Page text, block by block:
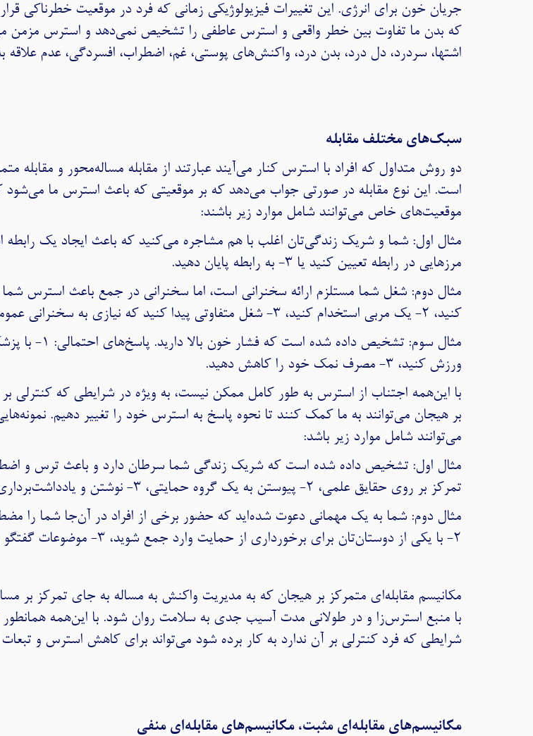
جریان خون برای انرژی. این تغییرات فیزیولوژیکی زمانی که فرد در موقعیت خطرناکی
که بدن ما تفاوت بین خطر واقعی و استرس عاطفی را تشخیص نمی‌دهد و استرس مزمن
اشتها، سردرد، دل درد، بدن درد، واکنش‌های پوستی، غم، اضطراب، افسردگی، عدم علاقه
سبک‌های مختلف مقابله
دو روش متداول که افراد با استرس کنار می‌آیند عبارتند از مقابله مساله‌محور و
است. این نوع مقابله در صورتی جواب می‌دهد که بر موقعیتی که باعث استرس ما می‌شود
موقعیت‌های خاص می‌توانند شامل موارد زیر باشند:
مرزهایی در رابطه تعیین کنید یا ۳- به رابطه پایان دهید.
کنید، ۲- یک مربی استخدام کنید، ۳- شغل متفاوتی پیدا کنید که نیازی به سخنرانی عمومی نداشته باشد.
ورزش کنید، ۳- مصرف نمک خود را کاهش دهید.
با این‌همه اجتناب از استرس به طور کامل ممکن نیست، به ویژه در شرایطی که کنترلی بر
بر هیجان می‌توانند به ما کمک کنند تا نحوه پاسخ به استرس خود را تغییر دهیم.
می‌توانند شامل موارد زیر باشد:
تمرکز بر روی حقایق علمی، ۲- پیوستن به یک گروه حمایتی، ۳- نوشتن و یادداشت‌برداری روزانه از احساسات خود.
۲- با یکی از دوستان‌تان برای برخورداری از حمایت وارد جمع شوید، ۳- موضوعات گفتگو را برنامه‌ریزی کنید.
مکانیسم مقابله‌ای متمرکز بر هیجان که به مدیریت واکنش به مساله به جای تمرکز بر
با منبع استرس‌زا و در طولانی مدت آسیب جدی به سلامت روان شود. با این‌همه همانطور
شرایطی که فرد کنترلی بر آن ندارد به کار برده شود می‌تواند برای کاهش استرس و
مکانیسم‌های مقابله‌ای مثبت، مکانیسم‌های مقابله‌ای منفی